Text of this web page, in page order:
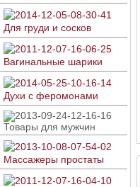
Для груди и сосков
Вагинальные шарики
Духи с феромонами
Товары для мужчин
Массажеры простаты